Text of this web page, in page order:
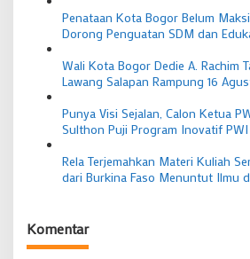
Penataan Kota Bogor Belum
Dorong Penguatan SDM dan
Wali Kota Bogor Dedie A. Rachim
Lawang Salapan Rampung 16
Punya Visi Sejalan, Calon Ketua
Sulthon Puji Program Inovatif
Rela Terjemahkan Materi Kuliah
dari Burkina Faso Menuntut Ilmu
Komentar